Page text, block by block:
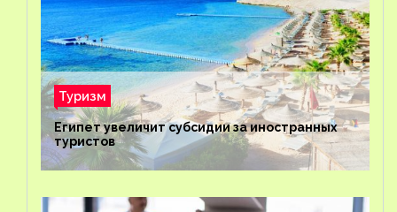
Туризм
Египет увеличит субсидии за иностранных
туристов